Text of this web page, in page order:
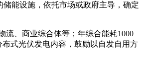
能设施，依托市场或政府主导，确定
流、商业综合体等；年综合能耗1000
式光伏发电内容，鼓励以自发自用方